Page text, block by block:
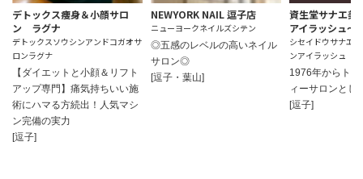
デトックス痩身＆小顔サロ
ン ラグナ
デトックスソウシンアンドコガオサ
ロンラグナ
【ダイエットと小顔＆リフト
アップ専門】痛気持ちいい施
術にハマる方続出！人気マシ
ン完備の実力
[逗子]
NEWYORK NAIL 逗子店
ニューヨークネイルズシテン
◎五感のレベルの高いネイル
サロン◎
[逗子・葉山]
資生堂サナエ美
アイラッシュ～
シセイドウサナエ
ンアイラッシュ
1976年からト
ィーサロンとし
[逗子]